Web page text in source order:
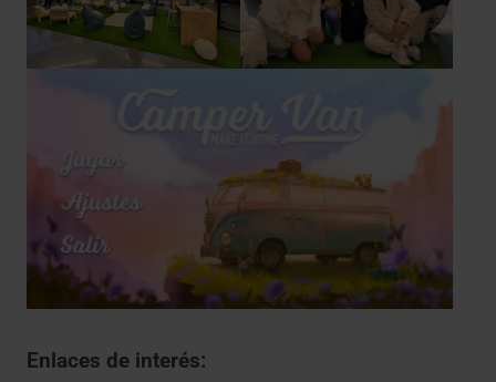
Enlaces de interés: